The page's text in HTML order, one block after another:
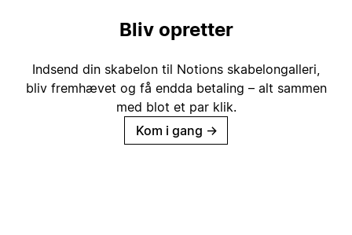
Bliv opretter
Indsend din skabelon til Notions skabelongalleri,
bliv fremhævet og få endda betaling – alt sammen
med blot et par klik.
Kom i gang →